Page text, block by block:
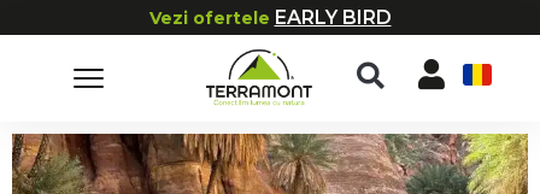
Vezi ofertele EARLY BIRD